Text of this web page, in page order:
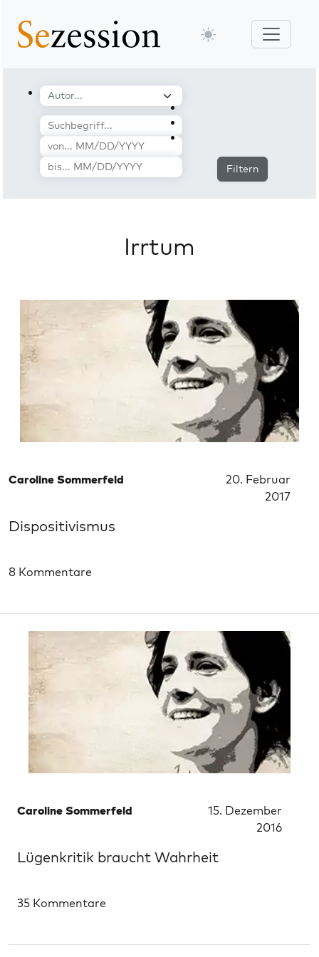
Filtern
Irrtum
Caroline Sommerfeld
20. Februar
2017
Dispositivismus
8 Kommentare
Caroline Sommerfeld
15. Dezember
2016
Lügenkritik braucht Wahrheit
35 Kommentare